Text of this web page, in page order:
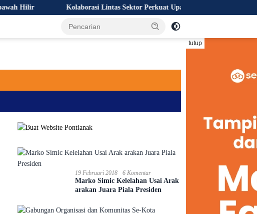
Kolaborasi Lintas Sektor Perkuat Upaya Pencegahan Kebakaran Hutan
tutup
19 Februari 2018 6 Komentar
Marko Simic Kelelahan Usai Arak
arakan Juara Piala Presiden